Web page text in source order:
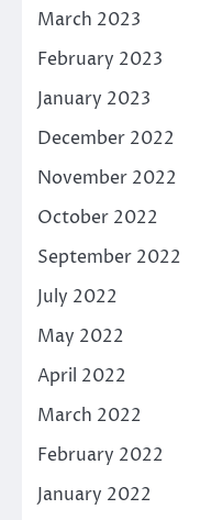
March 2023
February 2023
January 2023
December 2022
November 2022
October 2022
September 2022
July 2022
May 2022
April 2022
March 2022
February 2022
January 2022